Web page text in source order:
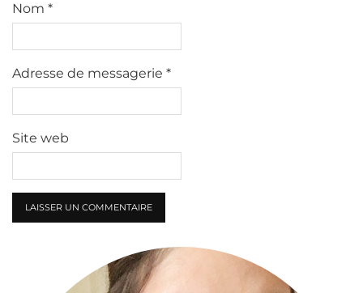
Nom *
Adresse de messagerie *
Site web